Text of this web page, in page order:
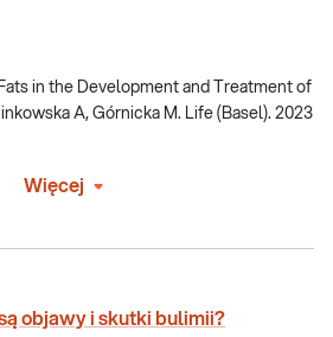
in the Development and Treatment of
A, Górnicka M. Life (Basel). 2023
Więcej
objawy i skutki bulimii?